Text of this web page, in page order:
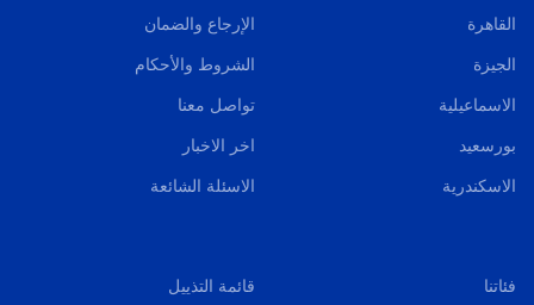
القاهرة
الجيزة
الاسماعيلية
بورسعيد
الاسكندرية
الإرجاع والضمان
الشروط والأحكام
تواصل معنا
اخر الاخبار
الاسئلة الشائعة
فئاتنا
قائمة التذييل